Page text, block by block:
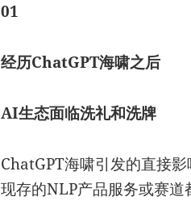
01
经历ChatGPT海啸之后
AI生态面临洗礼和洗牌
ChatGPT海啸引发的直接
现存的NLP产品服务或赛道